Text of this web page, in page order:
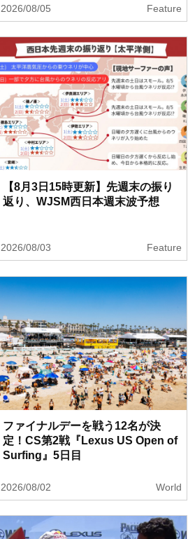
2026/08/05 Feature
【8月3日15時更新】先週末の振り
返り、WJSM西日本週末波予想
2026/08/03 Feature
ファイナルデーを戦う12名が決
定！CS第2戦『Lexus US Open of
Surfing』5日目
2026/08/02 World